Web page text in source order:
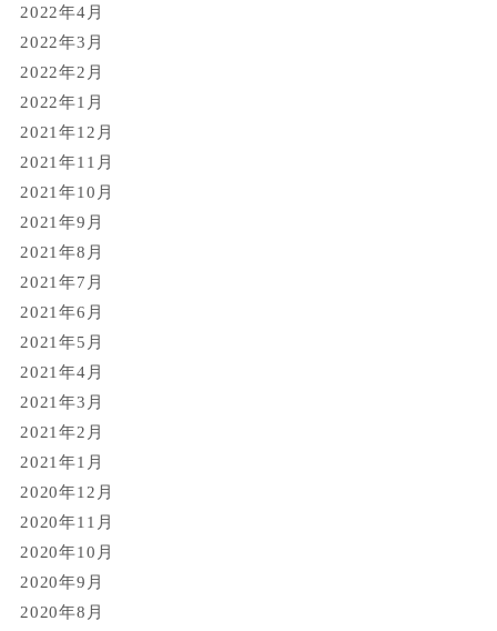
2022年4月
2022年3月
2022年2月
2022年1月
2021年12月
2021年11月
2021年10月
2021年9月
2021年8月
2021年7月
2021年6月
2021年5月
2021年4月
2021年3月
2021年2月
2021年1月
2020年12月
2020年11月
2020年10月
2020年9月
2020年8月